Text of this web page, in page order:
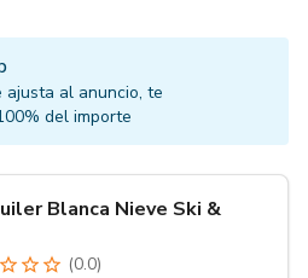
al anuncio, te
del importe
Blanca Nieve Ski &
(0.0)